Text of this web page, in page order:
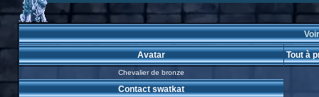
Avatar Tout à
Chevalier de bronze
Contact swatkat